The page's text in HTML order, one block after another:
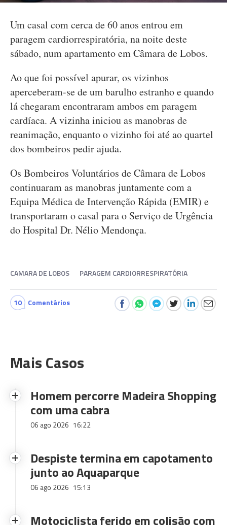
Um casal com cerca de 60 anos entrou em
paragem cardiorrespiratória, na noite deste
sábado, num apartamento em Câmara de Lobos.
Ao que foi possível apurar, os vizinhos
aperceberam-se de um barulho estranho e quando
lá chegaram encontraram ambos em paragem
cardíaca. A vizinha iniciou as manobras de
reanimação, enquanto o vizinho foi até ao quartel
dos bombeiros pedir ajuda.
Os Bombeiros Voluntários de Câmara de Lobos
continuaram as manobras juntamente com a
Equipa Médica de Intervenção Rápida (EMIR) e
transportaram o casal para o Serviço de Urgência
do Hospital Dr. Nélio Mendonça.
CAMARA DE LOBOS PARAGEM CARDIORRESPIRATÓRIA
10 Comentários
Mais Casos
Homem percorre Madeira Shopping
com uma cabra
06 ago 2026 16:22
Despiste termina em capotamento
junto ao Aquaparque
06 ago 2026 15:13
Motociclista ferido em colisão com